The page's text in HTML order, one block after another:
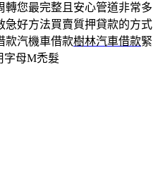
轉您最完整且安心管道非常多
急好方法買賣質押貸款的方式
款汽機車借款樹林汽車借款緊
字母M禿髮